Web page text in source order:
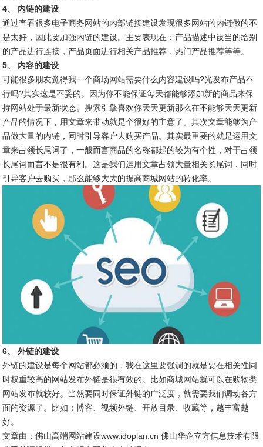
4、 内链的建设
通过查看很多电子商务网站的内部链接建设发现很多网站的内链做的不
是太好，因此要加强内链的建设。主要表现在：产品描述中设当的给别
的产品进行连接，产品页面进行相关产品推荐，热门产品推荐等等。
5、 内容的建设
可能很多朋友觉得我一个商场网站需要什么内容建设吗?光发布产品不
行吗?其实这是不妥的。因为你不能保证每天都能够添加新的商品来保
持网站处于最新状态。搜索引擎喜欢你天天更新那么在不能够天天更新
产品的情况下，用文章来带动就是个很好的主意了。其次文章能够为产
品做大量的内链，同时引导客户去购买产品。其实最重要的就是运用文
章来占领长尾词了，一般而言商品的名称都起的较为有个性，对于占领
长尾词而言不是很有利。这是我们运用文章占领大量相关长尾词，同时
引导客户去购买，那么能够大大的提高商城网站的转化率。
6、 外链的建设
外链的建设是每个网站都必须的，我在这里要强调的就是要在相关性同
时权重较高的网站发布外链是很有效的。比如商城网站就可以在购物类
网站发布就较好。当然要同时保证外链的广泛度，就需要我们调动各方
面的资源了。比如：博客、视频外链、开放目录、收藏等，越丰富越
好。
文章由：佛山高端网站建设www.idoplan.cn 佛山华企立方信息技术有限